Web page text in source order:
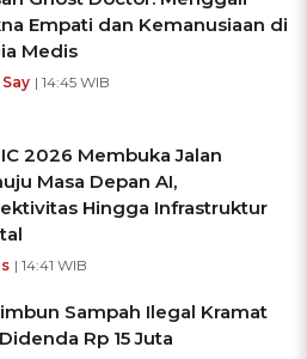
Empati dan Kemanusiaan di
Medis
| 14:45 WIB
2026 Membuka Jalan
Masa Depan AI,
Hingga Infrastruktur
| 14:41 WIB
Sampah Ilegal Kramat
Rp 15 Juta